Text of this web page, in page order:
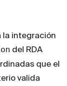
la integración
del RDA
que el
valida